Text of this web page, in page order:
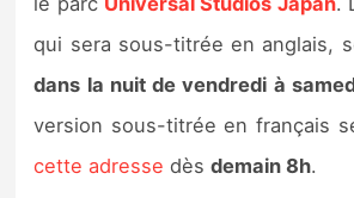
Précommandes
Précommandes jeux
Sorties de jeux
qui sera sous-titrée en anglais,
dans la nuit de vendredi à
version sous-titrée en français
cette adresse dèsdemain 8h.